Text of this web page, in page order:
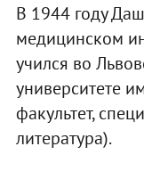
В 1944 году
медицинском
учился во
университете
факультет,
литература).